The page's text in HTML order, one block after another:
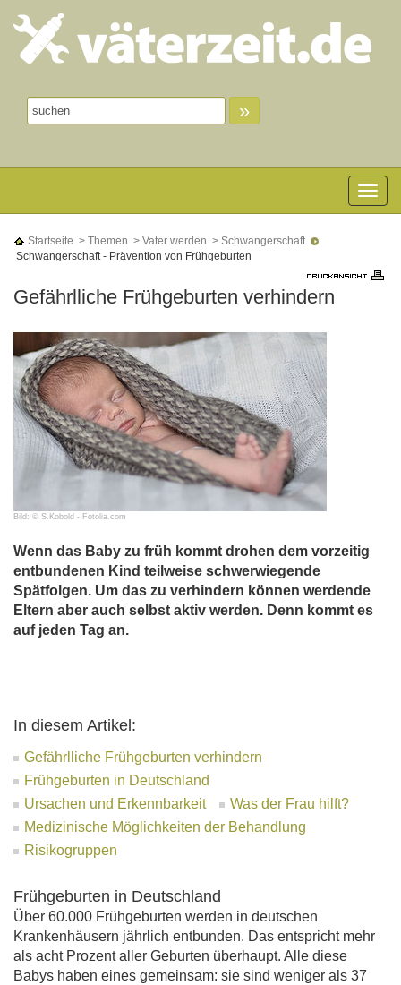
»
Toggle
Startseite > Themen > Vater werden > Schwangerschaft
Schwangerschaft - Prävention von Frühgeburten
Gefährlliche Frühgeburten verhindern
Bild: © S.Kobold - Fotolia.com
Wenn das Baby zu früh kommt drohen dem vorzeitig
entbundenen Kind teilweise schwerwiegende
Spätfolgen. Um das zu verhindern können werdende
Eltern aber auch selbst aktiv werden. Denn kommt es
auf jeden Tag an.
In diesem Artikel:
Gefährlliche Frühgeburten verhindern
Frühgeburten in Deutschland
Ursachen und Erkennbarkeit
Was der Frau hilft?
Medizinische Möglichkeiten der Behandlung
Risikogruppen
Frühgeburten in Deutschland
Über 60.000 Frühgeburten werden in deutschen
Krankenhäusern jährlich entbunden. Das entspricht mehr
als acht Prozent aller Geburten überhaupt. Alle diese
Babys haben eines gemeinsam: sie sind weniger als 37